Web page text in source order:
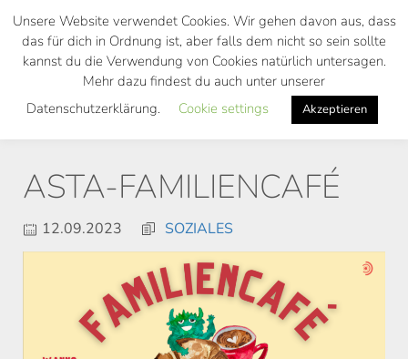
Skip
main
ASTA-FAMILIENCAFÉ
12.09.2023 SOZIALES
Unsere Website verwendet Cookies. Wir gehen davon aus, dass
das für dich in Ordnung ist, aber falls dem nicht so sein sollte
kannst du die Verwendung von Cookies natürlich untersagen.
Mehr dazu findest du auch unter unserer
Datenschutzerklärung.
Cookie settings Akzeptieren